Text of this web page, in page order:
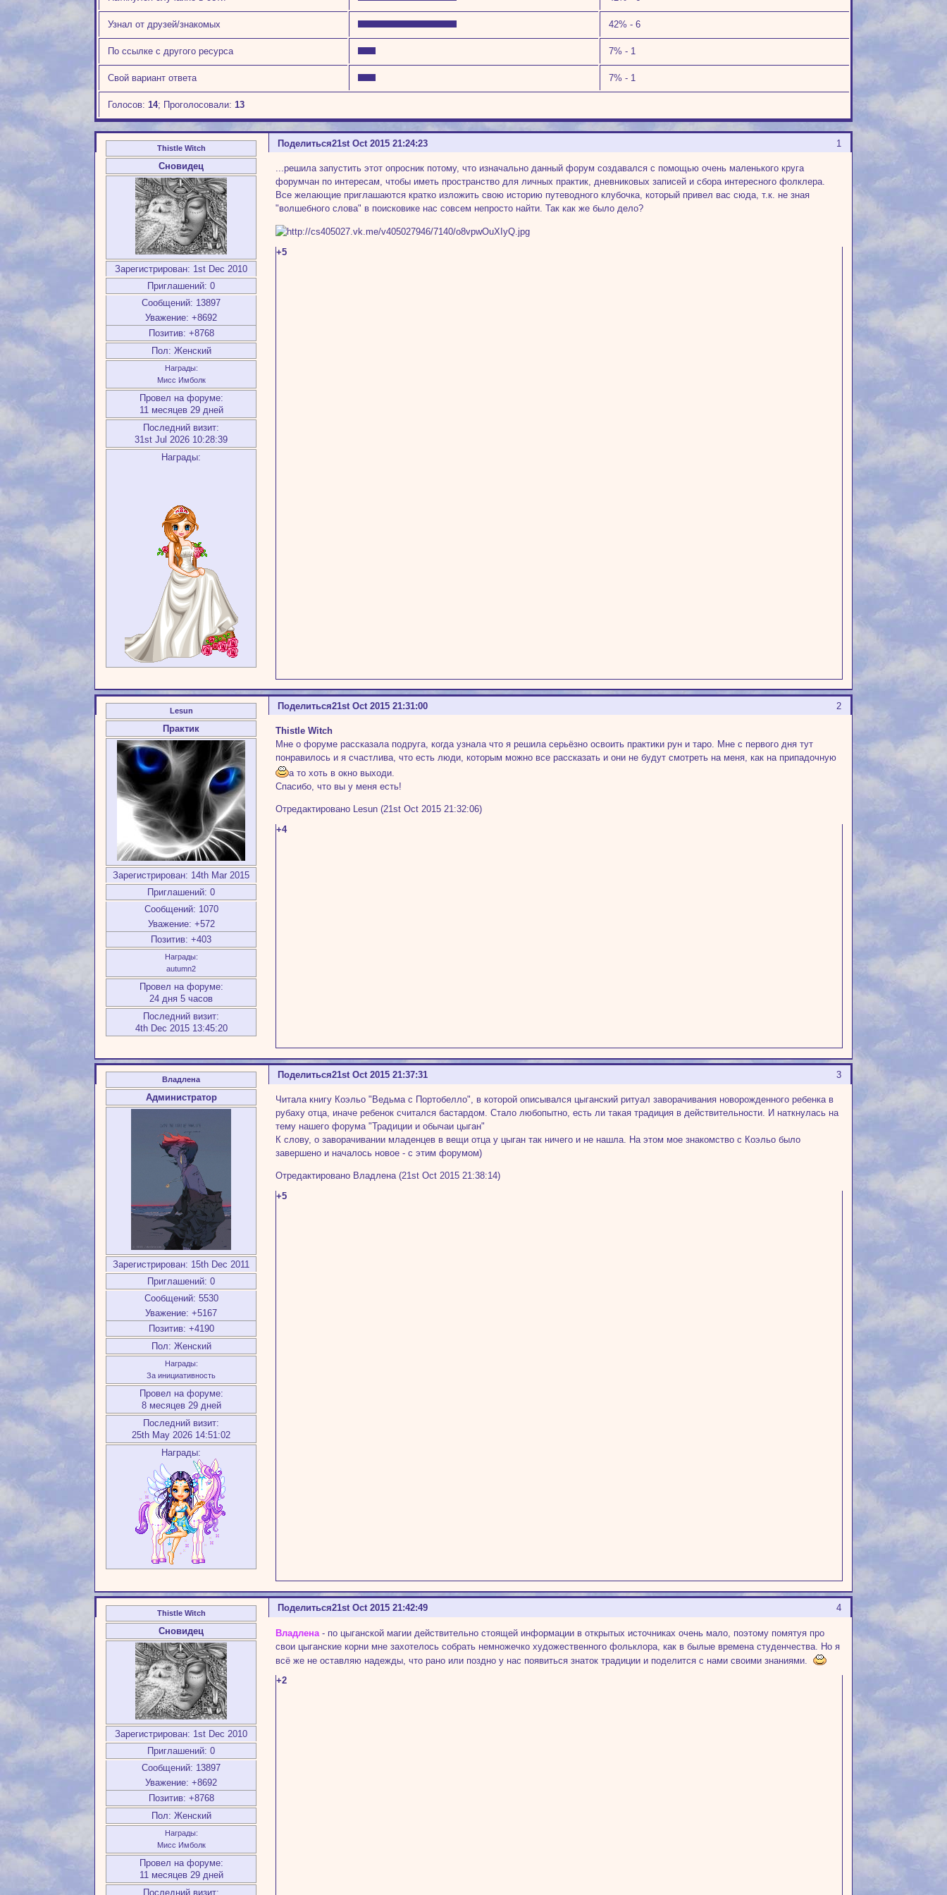
Узнал от друзей/знакомых 42% - 6
По ссылке с другого ресурса 7% - 1
Свой вариант ответа 7% - 1
Голосов:14; Проголосовали:13
Поделиться 1
21st Oct 2015 21:24:23
Thistle Witch
Сновидец
Зарегистрирован: 1st Dec 2010
Приглашений: 0
Сообщений: 13897
Уважение: +8692
Позитив: +8768
Пол: Женский
Награды:
Мисс Имболк
Провел на форуме:
11 месяцев 29 дней
Последний визит:
31st Jul 2026 10:28:39
Награды:
...решила запустить этот опросник потому, что изначально данный форум создавался с помощью очень маленького круга
форумчан по интересам, чтобы иметь пространство для личных практик, дневниковых записей и сбора интересного фолклера.
Все желающие приглашаются кратко изложить свою историю путеводного клубочка, который привел вас сюда, т.к. не зная
"волшебного слова" в поисковике нас совсем непросто найти. Так как же было дело?
+5
Поделиться 2
21st Oct 2015 21:31:00
Lesun
Практик
Зарегистрирован: 14th Mar 2015
Приглашений: 0
Сообщений: 1070
Уважение: +572
Позитив: +403
Награды:
autumn2
Провел на форуме:
24 дня 5 часов
Последний визит:
4th Dec 2015 13:45:20
Thistle Witch
Мне о форуме рассказала подруга, когда узнала что я решила серьёзно освоить практики рун и таро. Мне с первого дня тут
понравилось и я счастлива, что есть люди, которым можно все рассказать и они не будут смотреть на меня, как на припадочную
а то хоть в окно выходи.
Спасибо, что вы у меня есть!
Отредактировано Lesun (21st Oct 2015 21:32:06)
+4
Поделиться 3
21st Oct 2015 21:37:31
Владлена
Администратор
Зарегистрирован: 15th Dec 2011
Приглашений: 0
Сообщений: 5530
Уважение: +5167
Позитив: +4190
Пол: Женский
Награды:
За инициативность
Провел на форуме:
8 месяцев 29 дней
Последний визит:
25th May 2026 14:51:02
Награды:
Читала книгу Коэльо "Ведьма с Портобелло", в которой описывался цыганский ритуал заворачивания новорожденного ребенка в
рубаху отца, иначе ребенок считался бастардом. Стало любопытно, есть ли такая традиция в действительности. И наткнулась на
тему нашего форума "Традиции и обычаи цыган"
К слову, о заворачивании младенцев в вещи отца у цыган так ничего и не нашла. На этом мое знакомство с Коэльо было
завершено и началось новое - с этим форумом)
Отредактировано Владлена (21st Oct 2015 21:38:14)
+5
Поделиться 4
21st Oct 2015 21:42:49
Thistle Witch
Сновидец
Зарегистрирован: 1st Dec 2010
Приглашений: 0
Сообщений: 13897
Уважение: +8692
Позитив: +8768
Пол: Женский
Награды:
Мисс Имболк
Провел на форуме:
11 месяцев 29 дней
Последний визит:
Владлена - по цыганской магии действительно стоящей информации в открытых источниках очень мало, поэтому помятуя про
свои цыганские корни мне захотелось собрать немножечко художественного фольклора, как в былые времена студенчества. Но я
всё же не оставляю надежды, что рано или поздно у нас появиться знаток традиции и поделится с нами своими знаниями.
+2